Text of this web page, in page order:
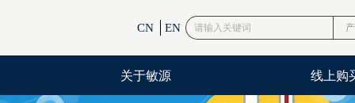
关于敏源 线上购
CN EN